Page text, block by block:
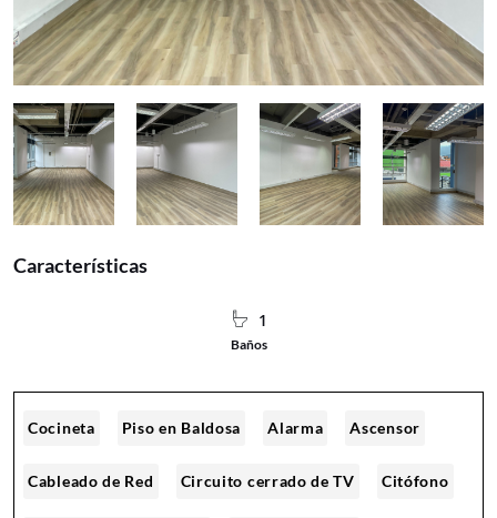
Características
1
Baños
Cocineta Piso en Baldosa Alarma Ascensor
Cableado de Red Circuito cerrado de TV Citófono